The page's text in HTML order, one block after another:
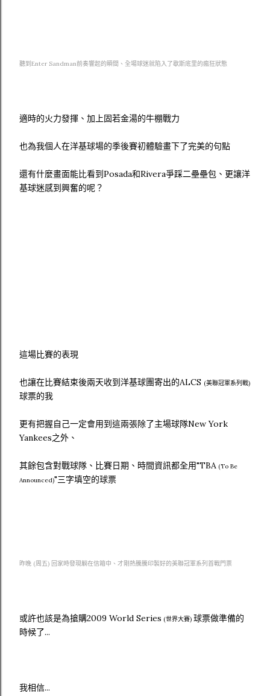
聽到Enter Sandman前奏響起的瞬間、全場球迷就陷入了歇斯底里的瘋狂狀態
適時的火力發揮、加上固若金湯的牛棚戰力
也為我個人在洋基球場的季後賽初體驗畫下了完美的句點
還有什麼畫面能比看到Posada和Rivera爭踩二壘壘包、更讓洋
基球迷感到興奮的呢？
這場比賽的表現
也讓在比賽結束後兩天收到洋基球團寄出的ALCS (美聯冠軍系列戰)
球票的我
更有把握自己一定會用到這兩張除了主場球隊New York
Yankees之外、
其餘包含對戰球隊、比賽日期、時間資訊都全用"TBA (To Be
Announced)"三字填空的球票
昨晚 (周五) 回家時發現躺在信箱中、才剛熱騰騰印製好的美聯冠軍系列首戰門票
或許也該是為搶購2009 World Series (世界大賽) 球票做準備的
時候了...
我相信...